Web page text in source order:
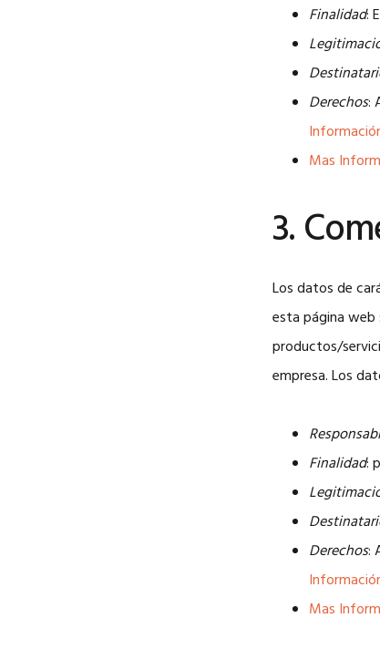
Finalidad:
Derechos:
Mas
3.
Los datos de
esta página
productos/
empresa. Los
Finalidad:
Derechos:
Mas